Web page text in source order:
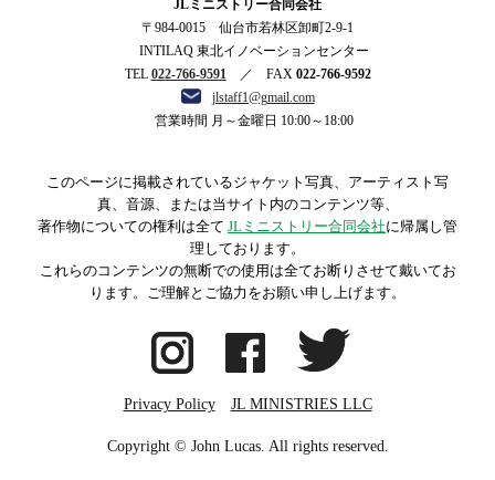
JLミニストリー合同会社
〒984-0015 仙台市若林区卸町2-9-1
INTILAQ 東北イノベーションセンター
TEL 022-766-9591／ FAX 022-766-9592
jlstaff1@gmail.com
営業時間 月～金曜日 10:00～18:00
このページに掲載されているジャケット写真、アーティスト写
真、音源、または当サイト内のコンテンツ等、
著作物についての権利は全て JLミニストリー合同会社に帰属し管
理しております。
これらのコンテンツの無断での使用は全てお断りさせて戴いてお
ります。ご理解とご協力をお願い申し上げます。
Privacy Policy JL MINISTRIES LLC
Copyright © John Lucas. All rights reserved.